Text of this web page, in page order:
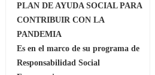
PLAN DE AYUDA SOCIAL PARA
CONTRIBUIR CON LA
PANDEMIA
Es en el marco de su programa de
Responsabilidad Social